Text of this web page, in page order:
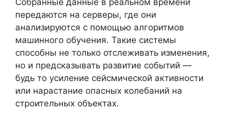
Собранные данные в реальном времени
передаются на серверы, где они
анализируются с помощью алгоритмов
машинного обучения. Такие системы
способны не только отслеживать изменения,
но и предсказывать развитие событий —
будь то усиление сейсмической активности
или нарастание опасных колебаний на
строительных объектах.